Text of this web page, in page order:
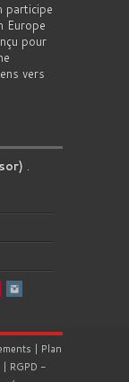
participe
Europe
pour
vers
.
| Plan
| RGPD -